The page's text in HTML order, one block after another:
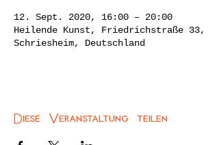
12. Sept. 2020, 16:00 – 20:00
Heilende Kunst, Friedrichstraße 33,
Schriesheim, Deutschland
Diese Veranstaltung teilen